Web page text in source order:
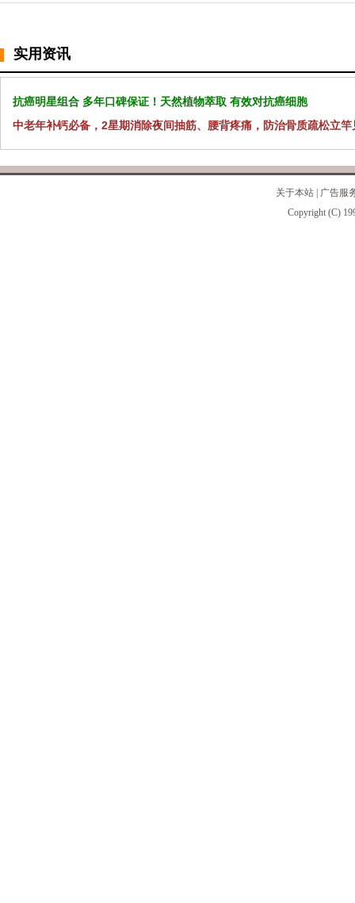
实用资讯
抗癌明星组合 多年口碑保证！天然植物萃取 有效对抗癌细胞
中老年补钙必备，2星期消除夜间抽筋、腰背疼痛，防治骨质疏松立竿
关于本站
广告服
Copyright (C)